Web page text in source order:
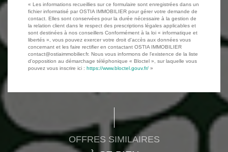
« Les informations recueillies sur ce formulaire sont enregistrées dans un
fichier informatisé par OSTIA IMMOBILIER pour gérer votre demande de
contact. Elles sont conservées pour la durée nécessaire à la gestion de
la relation client dans le respect des prescriptions légales applicables et
sont destinées à nos conseillers Conformément à la loi « informatique et
libertés », vous pouvez exercer votre droit d'accès aux données vous
concernant et les faire rectifier en contactant OSTIA IMMOBILIER
contact@ostiaimmobilier.fr. Nous vous informons de l'existence de la liste
d'opposition au démarchage téléphonique « Bloctel », sur laquelle vous
pouvez vous inscrire ici : https://www.bloctel.gouv.fr/ »
OFFRES SIMILAIRES